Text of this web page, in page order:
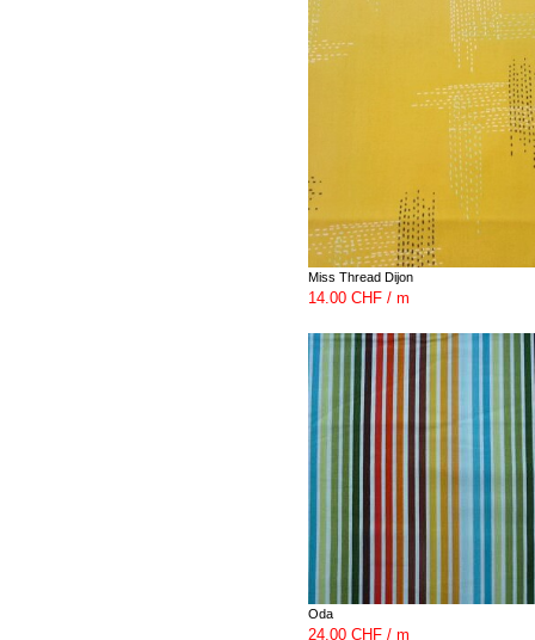
Miss Thread Dijon
14.00 CHF / m
Oda
24.00 CHF / m